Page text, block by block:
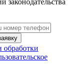
законодательства
обработки